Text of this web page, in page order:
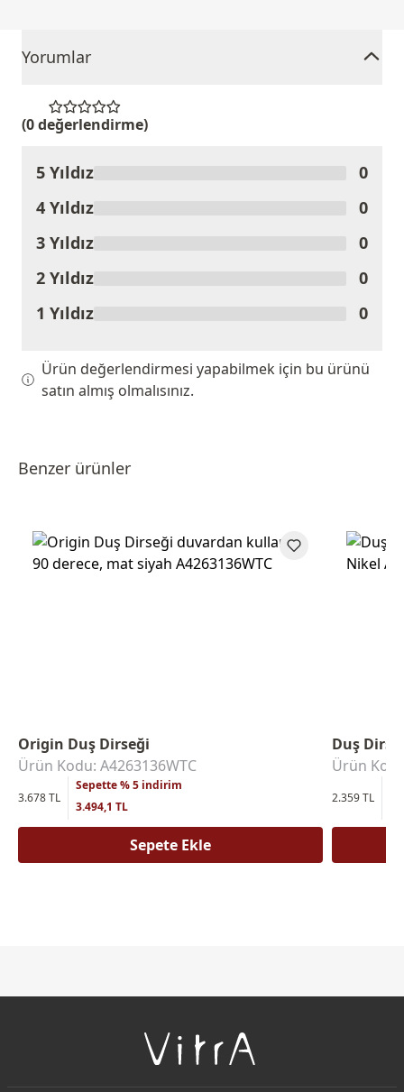
Yorumlar
(0 değerlendirme)
Ürünü Değerlendir
5 Yıldız
0
4 Yıldız
0
3 Yıldız
0
2 Yıldız
0
1 Yıldız
0
Ürün değerlendirmesi yapabilmek için bu ürünü
satın almış olmalısınız.
Benzer ürünler
Origin Duş Dirseği
Ürün Kodu: A4263136WTC
3.678 TL
Sepette % 5 indirim
3.494,1 TL
Sepete Ekle
Duş
Ürün
2.359 TL